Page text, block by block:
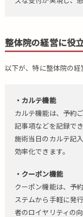
整体院の経営に役
以下が、特に整体院の経
・カルテ機能
カルテ機能は、予約
記事項などを記録で
施術当日のカルテ記
効率化できます。
・クーポン機能
クーポン機能は、予
ステムから手軽に発
者のロイヤリティの